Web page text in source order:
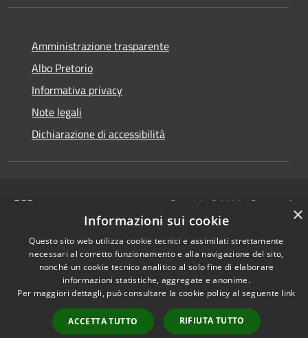
Amministrazione trasparente
Albo Pretorio
Informativa privacy
Note legali
Dichiarazione di accessibilità
RSS
Privacy
Cookie
Mappa del sito
Copyright © 2026 • Comune di
Motta San Giovanni • Powered
byMunicipium•Accesso
redazione
×
Informazioni sui cookie
Questo sito web utilizza cookie tecnici e assimilati strettamente
necessari al corretto funzionamento e alla navigazione del sito,
nonché un cookie tecnico analitico al solo fine di elaborare
informazioni statistiche, aggregate e anonime.
Per maggiori dettagli, può consultare la cookie policy al seguente link
ACCETTA TUTTO RIFIUTA TUTTO